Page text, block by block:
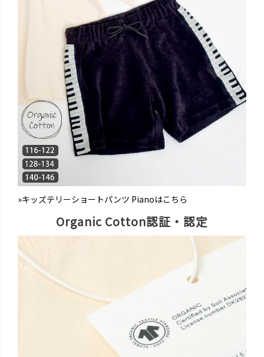
»キッズテリーショートパンツ Pianoはこちら
Organic Cotton認証・認定